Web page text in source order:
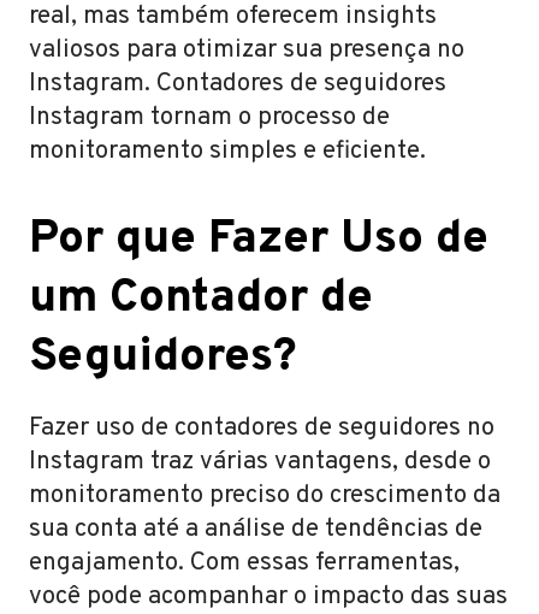
real, mas também oferecem insights
valiosos para otimizar sua presença no
Instagram. Contadores de seguidores
Instagram tornam o processo de
monitoramento simples e eficiente.
Por que Fazer Uso de
um Contador de
Seguidores?
Fazer uso de contadores de seguidores no
Instagram traz várias vantagens, desde o
monitoramento preciso do crescimento da
sua conta até a análise de tendências de
engajamento. Com essas ferramentas,
você pode acompanhar o impacto das suas